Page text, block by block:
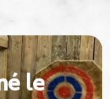
le